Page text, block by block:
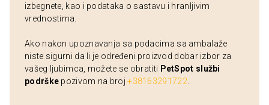
izbegnete, kao i podataka o sastavu i hranljivim
vrednostima.
Ako nakon upoznavanja sa podacima sa ambalaže
niste sigurni da li je određeni proizvod dobar izbor za
vašeg ljubimca, možete se obratiti PetSpot službi
podrške pozivom na broj+38163291722